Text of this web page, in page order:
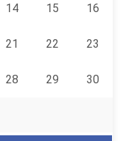
14 15 16
21 22 23
28 29 30